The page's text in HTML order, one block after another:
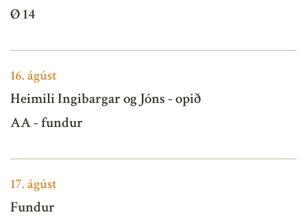
Ø 14
16.ágúst
Heimili Ingibargar og Jóns - opið
AA - fundur
17.ágúst
Fundur